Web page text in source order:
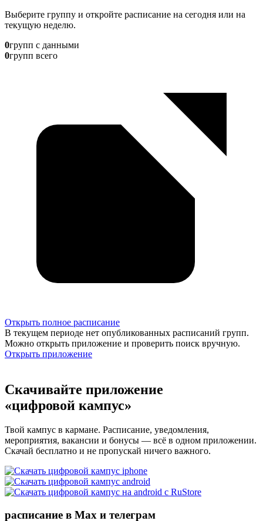
Выберите группу и откройте расписание на сегодня или на
текущую неделю.
0групп с данными
0групп всего
Открыть полное расписание
В текущем периоде нет опубликованных расписаний групп.
Можно открыть приложение и проверить поиск вручную.
Открыть приложение
Скачивайте приложение
«цифровой кампус»
Твой кампус в кармане. Расписание, уведомления,
мероприятия, вакансии и бонусы — всё в одном приложении.
Скачай бесплатно и не пропускай ничего важного.
расписание в Max и телеграм